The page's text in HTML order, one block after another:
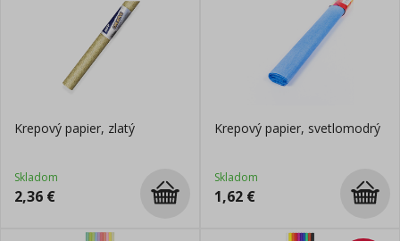
Krepový papier, zlatý
Skladom
2,36 €
Krepový papier, svetlomodrý
Skladom
1,62 €